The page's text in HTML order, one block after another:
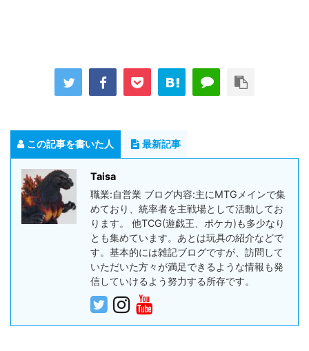
この記事を書いた人 最新記事
Taisa
職業:自営業 ブログ内容:主にMTGメインで集
めており、統率者を主戦場として活動してお
ります。 他TCG(遊戯王、ポケカ)も多少なり
とも集めています。あとは玩具の紹介などで
す。基本的には雑記ブログですが、訪問して
いただいた方々が満足できるような情報も発
信していけるよう努力する所存です。